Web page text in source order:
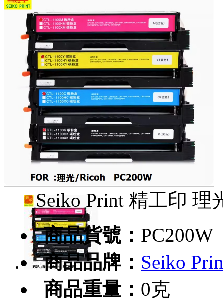
Seiko Print 精工印 理
商品貨號： PC200W
商品品牌： Seiko
商品重量： 0克